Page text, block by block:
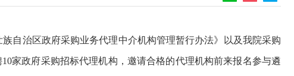
自治区政府采购业务代理中介机构管理暂行办法》以及我院采购
10家政府采购招标代理机构，邀请合格的代理机构前来报名参与遴